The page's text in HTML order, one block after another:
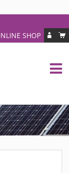
SHOP